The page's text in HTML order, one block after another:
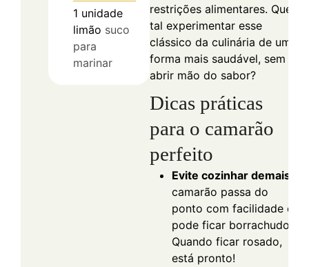
1 unidade
limão suco
para
marinar
restrições alimentares. Que
tal experimentar esse
clássico da culinária de uma
forma mais saudável, sem
abrir mão do sabor?
Dicas práticas
para o camarão
perfeito
Evite cozinhar demais:
camarão passa do
ponto com facilidade e
pode ficar borrachudo.
Quando ficar rosado,
está pronto!